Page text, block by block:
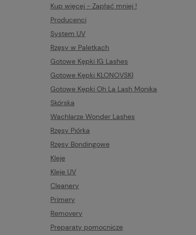
Kup więcej - Zapłać mniej !
Producenci
System UV
Rzęsy w Paletkach
Gotowe Kępki IG Lashes
Gotowe Kępki KLONOVSKI
Gotowe Kępki Oh La Lash Monika
Skórska
Wachlarze Wonder Lashes
Rzęsy Piórka
Rzęsy Bondingowe
Kleje
Kleje UV
Cleanery
Primery
Removery
Preparaty pomocnicze